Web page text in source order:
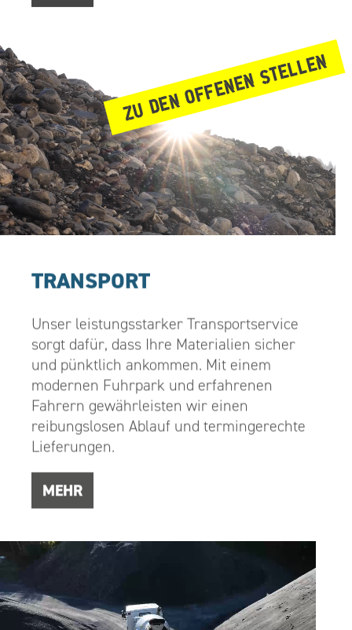
ZU DEN OFFENEN STELLEN
TRANSPORT
Unser leistungsstarker Transportservice
sorgt dafür, dass Ihre Materialien sicher
und pünktlich ankommen. Mit einem
modernen Fuhrpark und erfahrenen
Fahrern gewährleisten wir einen
reibungslosen Ablauf und termingerechte
Lieferungen.
MEHR